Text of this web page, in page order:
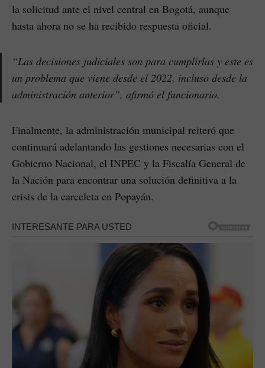
la solicitud ante el nivel central en Bogotá, aunque
hasta ahora no se ha recibido respuesta oficial.
“Las decisiones judiciales son para cumplirlas y este es
un problema que viene desde el 2022, incluso desde la
administración anterior”, afirmó el funcionario.
Finalmente, la administración municipal reiteró que
continuará adelantando las gestiones necesarias con el
Gobierno Nacional, el INPEC y la Fiscalía General de
la Nación para encontrar una solución definitiva a la
crisis de la carceleta en Popayán.